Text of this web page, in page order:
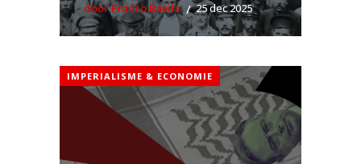
door Franco Bavila 25 dec 2025
IMPERIALISME & ECONOMIE